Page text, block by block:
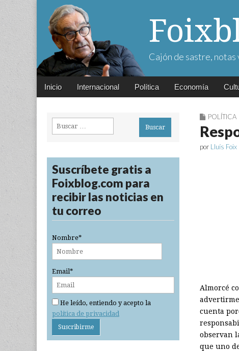
Cajón de sastre,
Main
Skip
Inicio Internacional Política Economía
POLÍTICA
por Lluís Foix
Almorcé
cuenta
observan
que uno
Buscar:
Suscríbete gratis a
Foixblog.com para
recibir las noticias en
tu correo
Nombre*
Email*
He leído, entiendo y acepto la
política de privacidad